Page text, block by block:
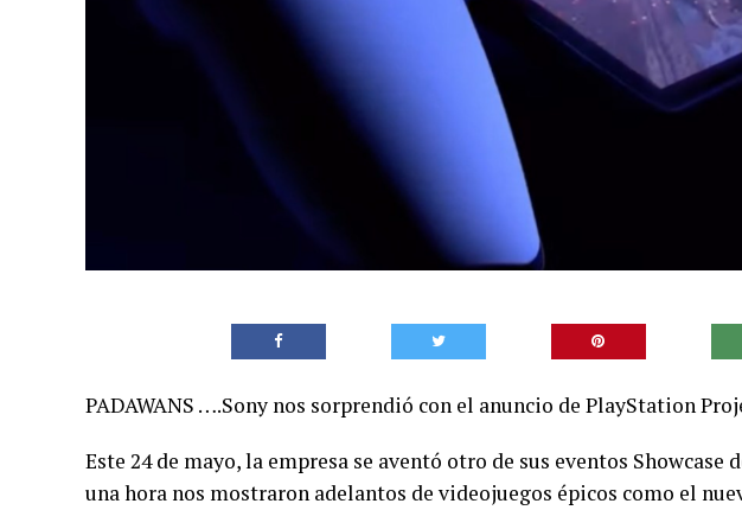
PADAWANS ….Sony nos sorprendió con el anuncio de PlayStation
Este 24 de mayo, la empresa se aventó otro de sus eventos
una hora nos mostraron adelantos de videojuegos épicos como el